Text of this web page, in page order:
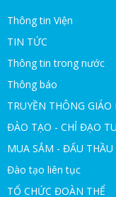
Thông tin Viện
TIN TỨC
Thông tin trong nước
Thông báo
TRUYỀN THÔNG GIÁO
ĐÀO TẠO - CHỈ ĐẠO
MUA SẮM - ĐẤU THẦU
Đào tạo liên tục
TỔ CHỨC ĐOÀN THỂ